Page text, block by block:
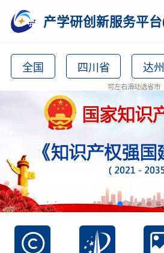
产学研创新服务平
全国 四川省 达
可左右滑动选省市